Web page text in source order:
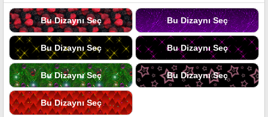
Bu Dizaynı Seç Bu Dizaynı Seç
Bu Dizaynı Seç Bu Dizaynı Seç
Bu Dizaynı Seç Bu Dizaynı Seç
Bu Dizaynı Seç